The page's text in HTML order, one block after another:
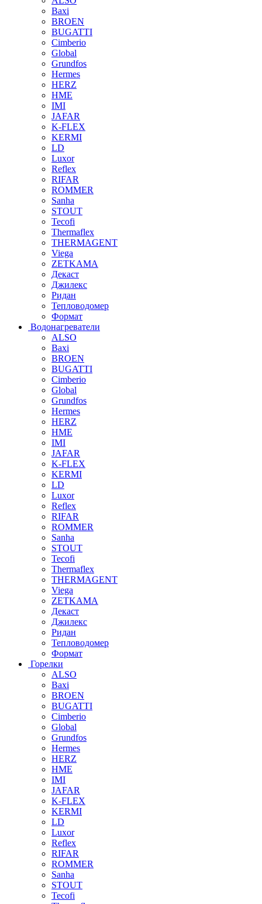
Baxi
BROEN
BUGATTI
Cimberio
Global
Grundfos
Hermes
HERZ
HME
IMI
JAFAR
K-FLEX
KERMI
LD
Luxor
Reflex
RIFAR
ROMMER
Sanha
STOUT
Tecofi
Thermaflex
THERMAGENT
Viega
ZETKAMA
Декаст
Джилекс
Ридан
Тепловодомер
Формат
Водонагреватели
ALSO
Baxi
BROEN
BUGATTI
Cimberio
Global
Grundfos
Hermes
HERZ
HME
IMI
JAFAR
K-FLEX
KERMI
LD
Luxor
Reflex
RIFAR
ROMMER
Sanha
STOUT
Tecofi
Thermaflex
THERMAGENT
Viega
ZETKAMA
Декаст
Джилекс
Ридан
Тепловодомер
Формат
Горелки
ALSO
Baxi
BROEN
BUGATTI
Cimberio
Global
Grundfos
Hermes
HERZ
HME
IMI
JAFAR
K-FLEX
KERMI
LD
Luxor
Reflex
RIFAR
ROMMER
Sanha
STOUT
Tecofi